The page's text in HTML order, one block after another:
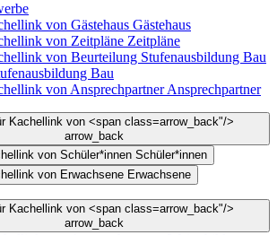
Gästehaus
Zeitpläne
Bau
Ansprechpartner
arrow_back"/>
arrow_back
Schüler*innen
Erwachsene
arrow_back"/>
arrow_back